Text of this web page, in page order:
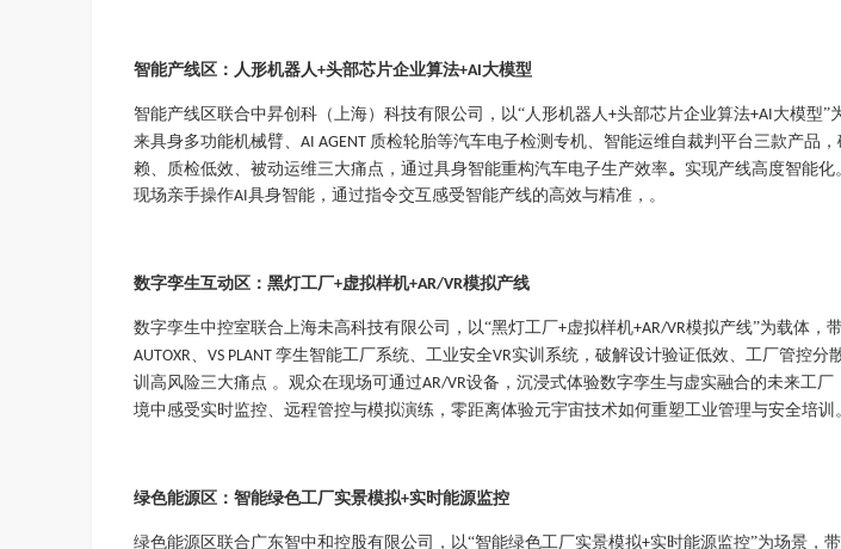
智能产线区：人形机器人+头部芯片企业算法+AI大模型
智能产线区联合中昇创科（上海）科技有限公司，以“人形机器人+头部芯片企业算法+AI大模型”
来具身多功能机械臂、 AI AGENT 质检轮胎等汽车电子检测专机、智能运维自裁判平台三款产品
赖、质检低效、被动运维三大痛点，通过具身智能重构汽车电子生产效率。 实现产线高度智能化
现场亲手操作AI具身智能，通过指令交互感受智能产线的高效与精准，。
数字孪生互动区：黑灯工厂+虚拟样机+AR/VR模拟产线
数字孪生中控室联合上海未高科技有限公司，以“黑灯工厂+虚拟样机+AR/VR模拟产线”为载体，
AUTOXR、 VS PLANT 孪生智能工厂系统、工业安全VR实训系统，破解设计验证低效、工厂管控分
训高风险三大痛点 。观众在现场可通过AR/VR设备，沉浸式体验数字孪生与虚实融合的未来工厂
境中感受实时监控、远程管控与模拟演练，零距离体验元宇宙技术如何重塑工业管理与安全培训
绿色能源区：智能绿色工厂实景模拟+实时能源监控
绿色能源区联合广东智中和控股有限公司，以“智能绿色工厂实景模拟+实时能源监控”为场景，